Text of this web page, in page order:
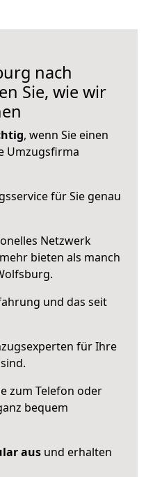
nach
Sie, wie wir
, wenn Sie einen
Umzugsfirma
für Sie genau
Netzwerk
bieten als manch
und das seit
für Ihre
zum Telefon oder
bequem
aus und erhalten